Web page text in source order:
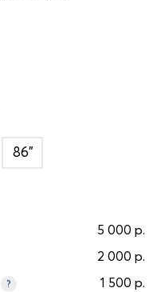
86"
5 000 р.
2 000 р.
? 1 500 р.